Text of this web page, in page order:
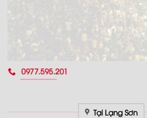
0977.595.201
Tại Lạng Sơn